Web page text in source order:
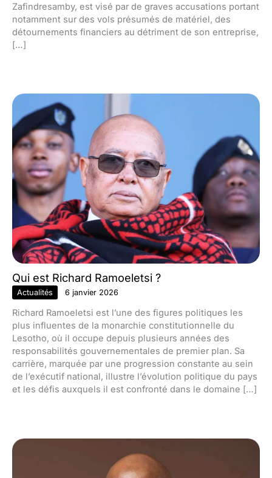
Zafindresamby, est visé par de graves accusations portant
notamment sur des vols présumés de matériel, des
détournements financiers au détriment de son entreprise,
[…]
Qui est Richard Ramoeletsi ?
Actualités 6 janvier 2026
Richard Ramoeletsi est l’une des figures politiques les
plus influentes de la monarchie constitutionnelle du
Lesotho, où il occupe depuis plusieurs années des
responsabilités gouvernementales de premier plan. Sa
carrière, marquée par une progression constante au sein
de l’exécutif national, illustre l’évolution politique du pays
et les défis auxquels il est confronté dans le domaine […]